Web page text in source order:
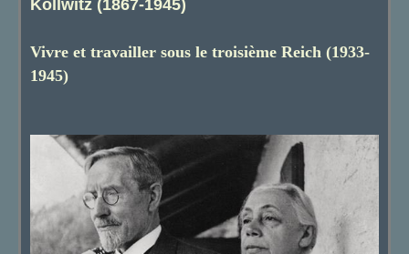
Kollwitz (1867-1945)
Vivre et travailler sous le troisième Reich (1933-
1945)